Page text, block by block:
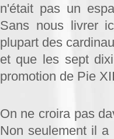
n'était pas un
Sans nous livrer
plupart des
et que les sept
promotion de Pie
On ne croira pas
Non seulement il